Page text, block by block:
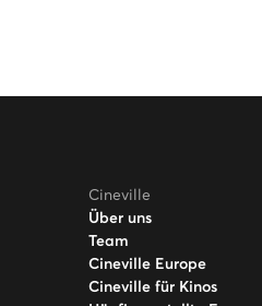
Cineville
Über uns
Team
Cineville Europe
Cineville für Kinos